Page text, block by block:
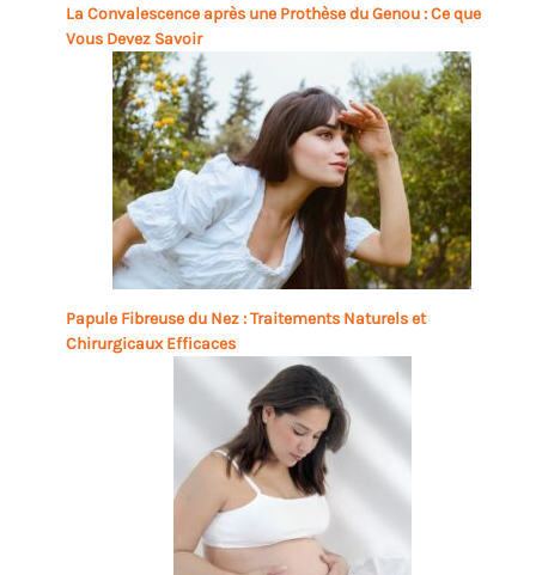
La Convalescence après une Prothèse du Genou : Ce que
Vous Devez Savoir
Papule Fibreuse du Nez : Traitements Naturels et
Chirurgicaux Efficaces